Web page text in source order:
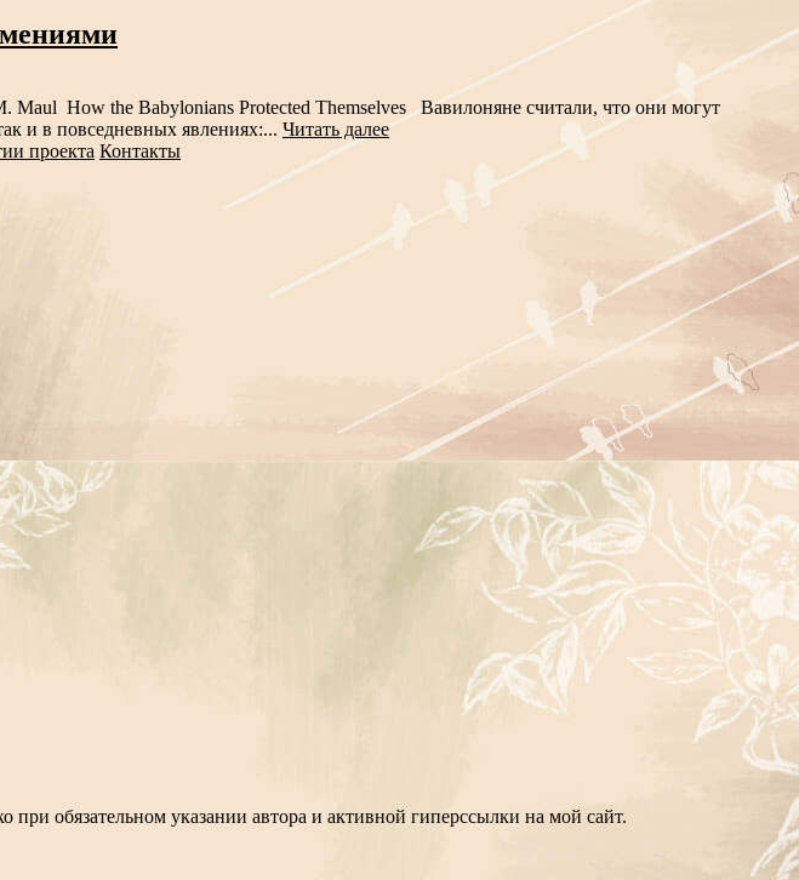
How the Babylonians Protected Themselves Вавилоняне считали, что они могут
и в повседневных явлениях:... Читать далее
проекта Контакты
обязательном указании автора и активной гиперссылки на мой сайт.